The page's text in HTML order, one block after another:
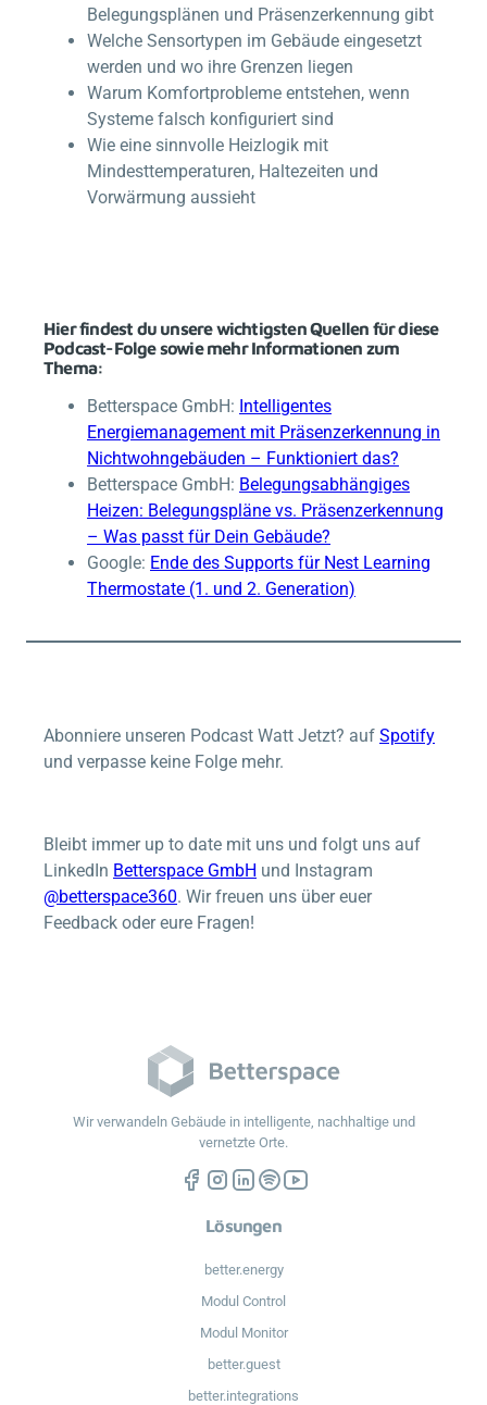
Belegungsplänen und Präsenzerkennung gibt
Welche Sensortypen im Gebäude eingesetzt
werden und wo ihre Grenzen liegen
Warum Komfortprobleme entstehen, wenn
Systeme falsch konfiguriert sind
Wie eine sinnvolle Heizlogik mit
Mindesttemperaturen, Haltezeiten und
Vorwärmung aussieht
Hier findest du unsere wichtigsten Quellen für diese
Podcast-Folge sowie mehr Informationen zum
Thema:
Betterspace GmbH: Intelligentes
Energiemanagement mit Präsenzerkennung in
Nichtwohngebäuden – Funktioniert das?
Betterspace GmbH: Belegungsabhängiges
Heizen: Belegungspläne vs. Präsenzerkennung
– Was passt für Dein Gebäude?
Google: Ende des Supports für Nest Learning
Thermostate (1. und 2. Generation)
Abonniere unseren Podcast Watt Jetzt? auf Spotify
und verpasse keine Folge mehr.
Bleibt immer up to date mit uns und folgt uns auf
LinkedIn Betterspace GmbH und Instagram
@betterspace360. Wir freuen uns über euer
Feedback oder eure Fragen!
Wir verwandeln Gebäude in intelligente, nachhaltige und
vernetzte Orte.
Lösungen
better.energy
Modul Control
Modul Monitor
better.guest
better.integrations